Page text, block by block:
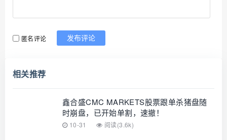
匿名评论 发布评论
相关推荐
鑫合盛CMC MARKETS股票跟单杀猪盘随
时崩盘，已开始单割，速撤！
10-31 阅读(3.6k)